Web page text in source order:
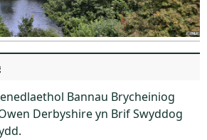
Bannau Brycheiniog
Derbyshire yn Brif Swyddog